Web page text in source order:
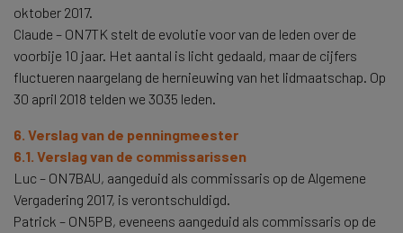
oktober 2017.
Claude – ON7TK stelt de evolutie voor van de leden over de
voorbije 10 jaar. Het aantal is licht gedaald, maar de cijfers
fluctueren naargelang de hernieuwing van het lidmaatschap. Op
30 april 2018 telden we 3035 leden.
6. Verslag van de penningmeester
6.1. Verslag van de commissarissen
Luc – ON7BAU, aangeduid als commissaris op de Algemene
Vergadering 2017, is verontschuldigd.
Patrick – ON5PB, eveneens aangeduid als commissaris op de